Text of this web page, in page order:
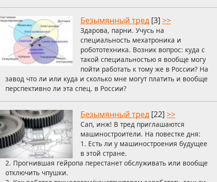
Безымянный тред [3] >>
Здарова, парни. Учусь на
специальность мехатроника и
робототехника. Возник вопрос: куда с
такой специальностью я вообще могу
пойти работать к тому же в России? На
завод что ли или куда и сколько мне могут платить и вообще
перспективно ли эта спец. в России?
Безымянный тред [22] >>
Сап, инж! В тред приглашаются
машиностроители. На повестке дня:
1. Есть ли у машиностроения будущее
в этой стране.
2. Прогнившая гейропа перестанет обслуживать или вообще
отключить чпушки.